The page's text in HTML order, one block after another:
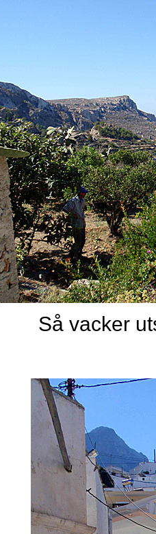
Så vacker